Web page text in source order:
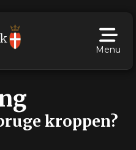
Menu
kroppen?